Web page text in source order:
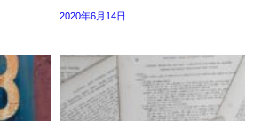
2020年6月14日